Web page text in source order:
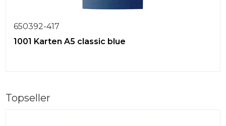
650392-417
1001 Karten A5 classic blue
Topseller